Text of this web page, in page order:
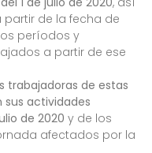
de la fecha de
períodos y
a partir de ese
trabajadoras de estas
actividades
de 2020 y de los
afectados por la